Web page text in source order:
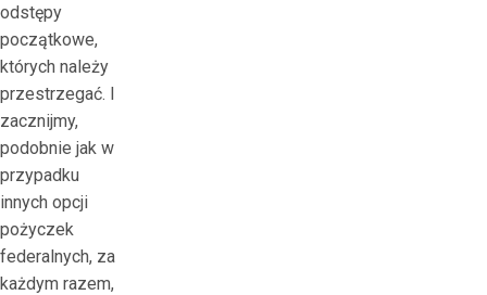
odstępy
początkowe,
których należy
przestrzegać. I
zacznijmy,
podobnie jak w
przypadku
innych opcji
pożyczek
federalnych, za
każdym razem,